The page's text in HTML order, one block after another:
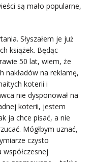
są mało popularne,
Słyszałem je już
książek. Będąc
50 lat, wiem, że
nakładów na reklamę,
koterii i
nie dysponował na
koterii, jestem
ja chce pisać, a nie
Mógłbym uznać,
czysto